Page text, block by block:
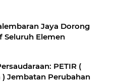
Jaya Dorong
Seluruh Elemen
PETIR (
) Jembatan Perubahan